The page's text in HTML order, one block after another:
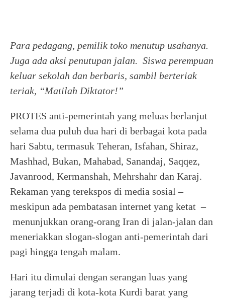
Para pedagang, pemilik toko menutup usahanya.
Juga ada aksi penutupan jalan. Siswa perempuan
keluar sekolah dan berbaris, sambil berteriak
teriak, “Matilah Diktator!”
PROTES anti-pemerintah yang meluas berlanjut
selama dua puluh dua hari di berbagai kota pada
hari Sabtu, termasuk Teheran, Isfahan, Shiraz,
Mashhad, Bukan, Mahabad, Sanandaj, Saqqez,
Javanrood, Kermanshah, Mehrshahr dan Karaj.
Rekaman yang terekspos di media sosial –
meskipun ada pembatasan internet yang ketat –
menunjukkan orang-orang Iran di jalan-jalan dan
meneriakkan slogan-slogan anti-pemerintah dari
pagi hingga tengah malam.
Hari itu dimulai dengan serangan luas yang
jarang terjadi di kota-kota Kurdi barat yang